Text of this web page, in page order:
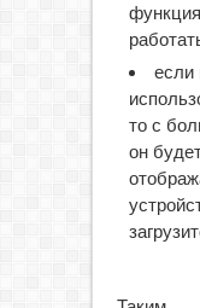
если
то с
он